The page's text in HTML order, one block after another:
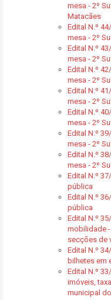
mesa - 2º
Matacães
Edital N.º
mesa - 2º
Edital N.º
mesa - 2º
Edital N.º
mesa - 2º
Edital N.º
mesa - 2º
Edital N.º
mesa - 2º
Edital N.º
mesa - 2º
Edital N.º
mesa - 2º
Edital N.º
pública
Edital N.º
pública
Edital N.º
mobilidade
secções de
Edital N.º
bilhetes em
Edital N.º
imóveis,
municipal